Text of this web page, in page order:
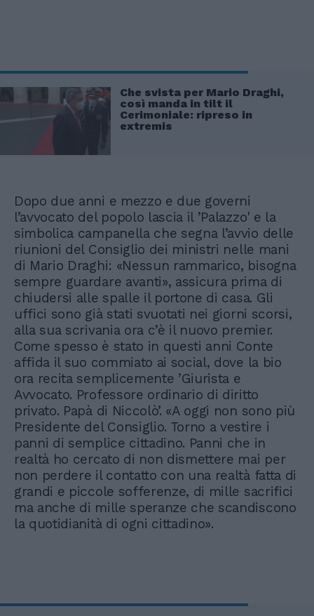
Che svista per Mario Draghi,
così manda in tilt il
Cerimoniale: ripreso in
extremis
Dopo due anni e mezzo e due governi
l’avvocato del popolo lascia il ’Palazzo' e la
simbolica campanella che segna l’avvio delle
riunioni del Consiglio dei ministri nelle mani
di Mario Draghi: «Nessun rammarico, bisogna
sempre guardare avanti», assicura prima di
chiudersi alle spalle il portone di casa. Gli
uffici sono già stati svuotati nei giorni scorsi,
alla sua scrivania ora c’è il nuovo premier.
Come spesso è stato in questi anni Conte
affida il suo commiato ai social, dove la bio
ora recita semplicemente ’Giurista e
Avvocato. Professore ordinario di diritto
privato. Papà di Niccolò’. «A oggi non sono più
Presidente del Consiglio. Torno a vestire i
panni di semplice cittadino. Panni che in
realtà ho cercato di non dismettere mai per
non perdere il contatto con una realtà fatta di
grandi e piccole sofferenze, di mille sacrifici
ma anche di mille speranze che scandiscono
la quotidianità di ogni cittadino».